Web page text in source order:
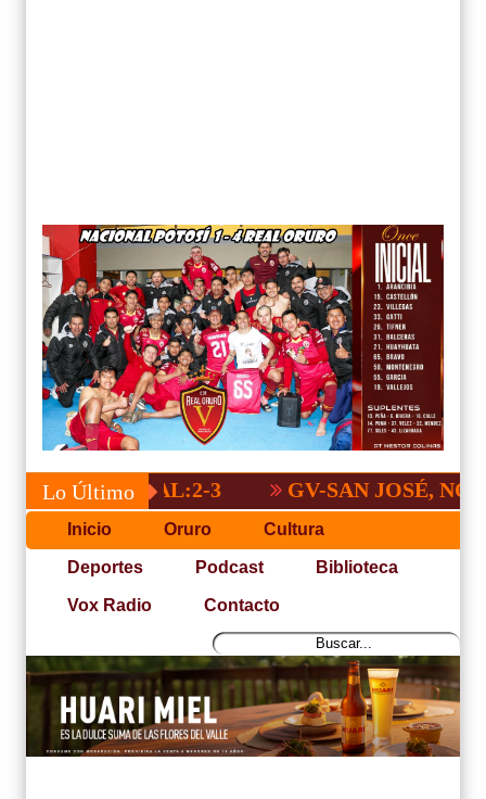
Lo Último
3 GV-SAN JOSÉ, NO PUDO
Inicio Oruro Cultura
Deportes Podcast Biblioteca
Vox Radio Contacto